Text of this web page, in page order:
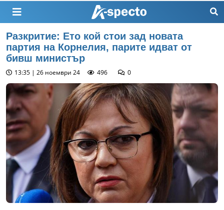
Разкритие: Ето кой стои зад новата
партия на Корнелия, парите идват от
бивш министър
13:35 | 26 ноември 24 496 0